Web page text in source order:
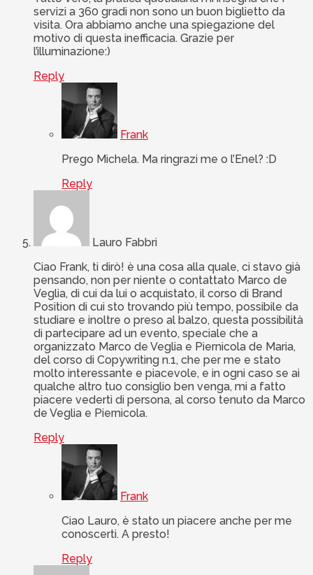
servizi a 360 gradi non sono un buon biglietto da
visita. Ora abbiamo anche una spiegazione del
motivo di questa inefficacia. Grazie per
l’illuminazione:)
Reply
Frank
Prego Michela. Ma ringrazi me o l’Enel? :D
Reply
Lauro Fabbri
Ciao Frank, ti dirò! è una cosa alla quale, ci stavo già
pensando, non per niente o contattato Marco de
Veglia, di cui da lui o acquistato, il corso di Brand
Position di cui sto trovando più tempo, possibile da
studiare e inoltre o preso al balzo, questa possibilità
di partecipare ad un evento, speciale che a
organizzato Marco de Veglia e Piernicola de Maria,
del corso di Copywriting n.1, che per me e stato
molto interessante e piacevole, e in ogni caso se ai
qualche altro tuo consiglio ben venga, mi a fatto
piacere vederti di persona, al corso tenuto da Marco
de Veglia e Piernicola.
Reply
Frank
Ciao Lauro, è stato un piacere anche per me
conoscerti. A presto!
Reply